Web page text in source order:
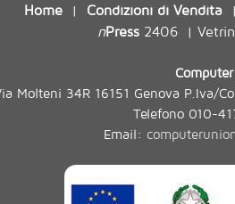
Home | Condizioni di Vendita
nPress2406|
Molteni 34R 16151 Genova P.Iva/
Telefono 010-
Email: